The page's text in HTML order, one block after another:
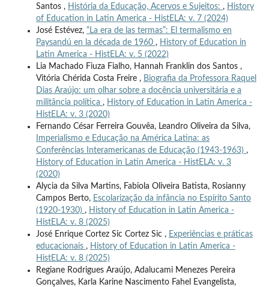
Santos , História da Educação, Acervos e Sujeitos: , History
of Education in Latin America - HistELA: v. 7 (2024)
José Estévez, “La era de las termas”: El termalismo en
Paysandú en la década de 1960 , History of Education in
Latin America - HistELA: v. 5 (2022)
Lia Machado Fiuza Fialho, Hannah Franklin dos Santos ,
Vitória Chérida Costa Freire , Biografia da Professora Raquel
Dias Araújo: um olhar sobre a docência universitária e a
militância política , History of Education in Latin America -
HistELA: v. 3 (2020)
Fernando César Ferreira Gouvêa, Leandro Oliveira da Silva,
Imperialismo e Educação na América Latina: as
Conferências Interamericanas de Educação (1943-1963) ,
History of Education in Latin America - HistELA: v. 3
(2020)
Alycia da Silva Martins, Fabiola Oliveira Batista, Rosianny
Campos Berto, Escolarização da infância no Espírito Santo
(1920-1930) , History of Education in Latin America -
HistELA: v. 8 (2025)
José Enrique Cortez Sic Cortez Sic , Experiências e práticas
educacionais , History of Education in Latin America -
HistELA: v. 8 (2025)
Regiane Rodrigues Araújo, Adalucami Menezes Pereira
Gonçalves, Karla Karine Nascimento Fahel Evangelista,